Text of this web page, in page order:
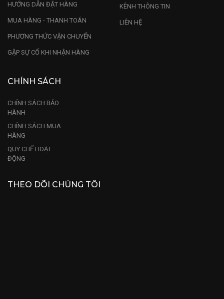
HƯỚNG DẪN ĐẶT HÀNG
MUA HÀNG - THANH TOÁN
PHƯƠNG THỨC VẬN CHUYỂN
GẶP SỰ CỐ KHI NHẬN HÀNG
KÊNH THÔNG TIN
LIÊN HỆ
CHÍNH SÁCH
CHÍNH SÁCH BẢO
HÀNH
CHÍNH SÁCH MUA
HÀNG
QUY CHẾ HOẠT
ĐỘNG
THEO DÕI CHÚNG TÔI